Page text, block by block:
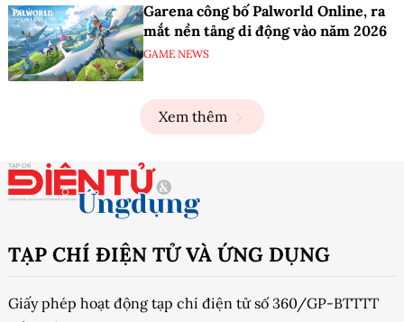
Garena công bố Palworld Online, ra
mắt nền tảng di động vào năm 2026
GAME NEWS
Xem thêm
TẠP CHÍ ĐIỆN TỬ VÀ ỨNG DỤNG
Giấy phép hoạt động tạp chí điện tử số 360/GP-BTTTT